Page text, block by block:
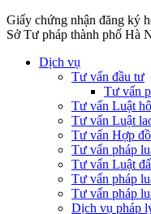
Giấy chứng nhận đăng ký
Sở Tư pháp thành phố Hà
Dịch vụ
Tư vấn đầu tư
Tư vấn
Tư vấn Luật
Tư vấn Luật
Tư vấn Hợp
Tư vấn pháp
Tư vấn Luật
Tư vấn pháp
Tư vấn pháp
Dịch vụ pháp